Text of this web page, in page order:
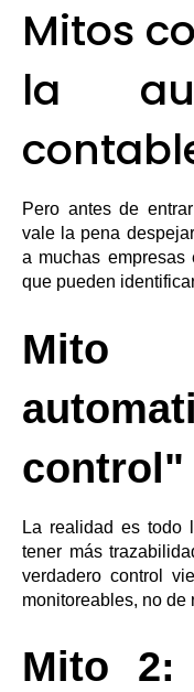
Mitos
la
Pero antes de
vale la pena
a muchas
que pueden
control"
La realidad es todo
tener más
verdadero control
monitoreables, no de
Mito 2: